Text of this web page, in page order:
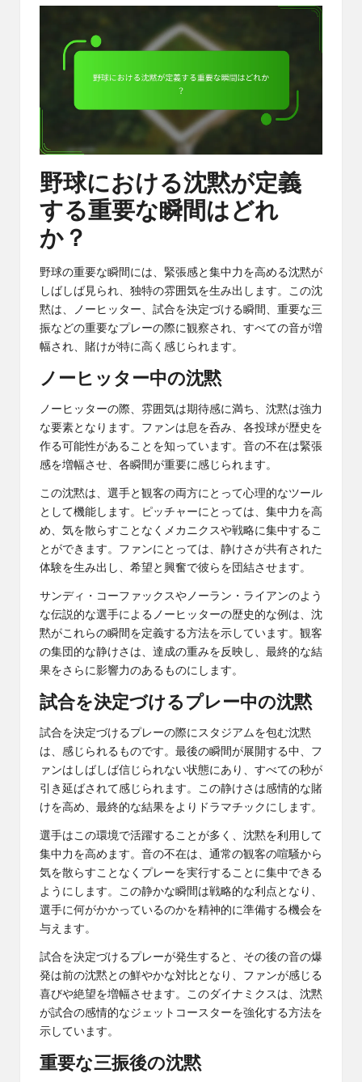
野球における沈黙が定義
する重要な瞬間はどれ
か？
野球の重要な瞬間には、緊張感と集中力を高める沈黙が
しばしば見られ、独特の雰囲気を生み出します。この沈
黙は、ノーヒッター、試合を決定づける瞬間、重要な三
振などの重要なプレーの際に観察され、すべての音が増
幅され、賭けが特に高く感じられます。
ノーヒッター中の沈黙
ノーヒッターの際、雰囲気は期待感に満ち、沈黙は強力
な要素となります。ファンは息を呑み、各投球が歴史を
作る可能性があることを知っています。音の不在は緊張
感を増幅させ、各瞬間が重要に感じられます。
この沈黙は、選手と観客の両方にとって心理的なツール
として機能します。ピッチャーにとっては、集中力を高
め、気を散らすことなくメカニクスや戦略に集中するこ
とができます。ファンにとっては、静けさが共有された
体験を生み出し、希望と興奮で彼らを団結させます。
サンディ・コーファックスやノーラン・ライアンのよう
な伝説的な選手によるノーヒッターの歴史的な例は、沈
黙がこれらの瞬間を定義する方法を示しています。観客
の集団的な静けさは、達成の重みを反映し、最終的な結
果をさらに影響力のあるものにします。
試合を決定づけるプレー中の沈黙
試合を決定づけるプレーの際にスタジアムを包む沈黙
は、感じられるものです。最後の瞬間が展開する中、フ
ァンはしばしば信じられない状態にあり、すべての秒が
引き延ばされて感じられます。この静けさは感情的な賭
けを高め、最終的な結果をよりドラマチックにします。
選手はこの環境で活躍することが多く、沈黙を利用して
集中力を高めます。音の不在は、通常の観客の喧騒から
気を散らすことなくプレーを実行することに集中できる
ようにします。この静かな瞬間は戦略的な利点となり、
選手に何がかかっているのかを精神的に準備する機会を
与えます。
試合を決定づけるプレーが発生すると、その後の音の爆
発は前の沈黙との鮮やかな対比となり、ファンが感じる
喜びや絶望を増幅させます。このダイナミクスは、沈黙
が試合の感情的なジェットコースターを強化する方法を
示しています。
重要な三振後の沈黙